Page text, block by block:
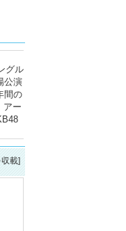
グル
公演
間の
アー
載]